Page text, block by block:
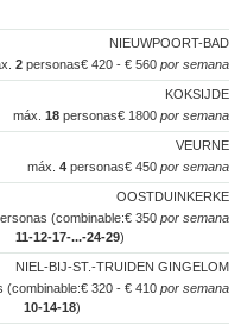
NIEUWPOORT-BAD
€ 420 - € 560 por semana
2 personas
KOKSIJDE
€ 1800 por semana
máx. 18 personas
VEURNE
€ 450 por semana
máx. 4 personas
OOSTDUINKERKE
€ 350 por semana
(combinable:
11‑12‑17‑...‑24‑29)
NIEL-BIJ-ST.-TRUIDEN GINGELOM
€ 320 - € 410 por semana
(combinable:
10‑14‑18)